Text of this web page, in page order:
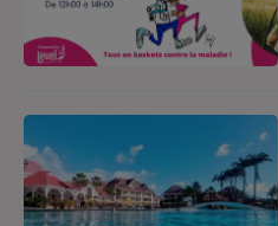
Cultur'Ciné - Jean Meurice
CONCOURS
Contact